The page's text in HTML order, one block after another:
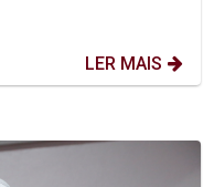
LER MAIS